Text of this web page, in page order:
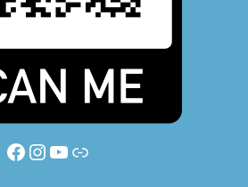
Facebook
Instagram
YouTube
Link